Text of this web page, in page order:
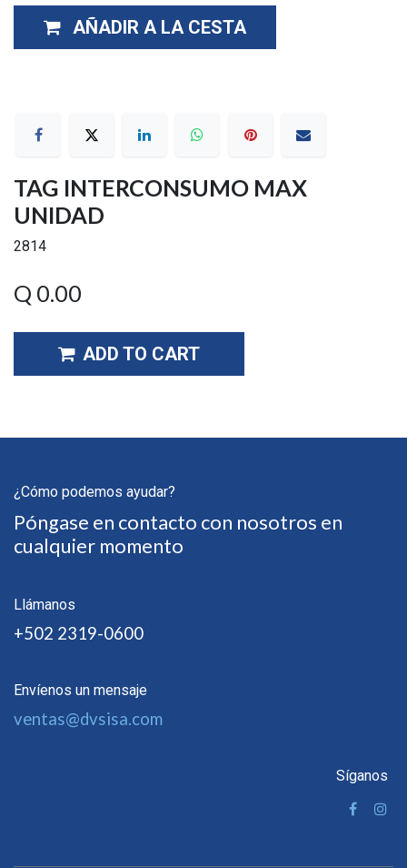
AÑADIR A LA CESTA
TAG INTERCONSUMO MAX
UNIDAD
2814
Q 0.00
ADD TO CART
¿Cómo podemos ayudar?
Póngase en contacto con nosotros en
cualquier momento
Llámanos
+502 2319-0600
Envíenos un mensaje
ventas@dvsisa.com
Síganos